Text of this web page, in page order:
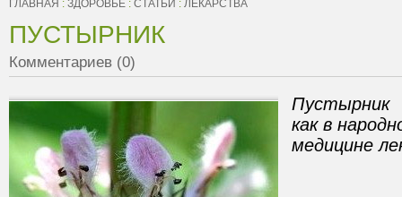
ГЛАВНАЯ : ЗДОРОВЬЕ : СТАТЬИ : ЛЕКАРСТВА
ПУСТЫРНИК
Комментариев (0)
Пустырник
как в
медицине